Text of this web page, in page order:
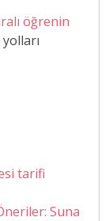
öğrenin
tarifi
Suna